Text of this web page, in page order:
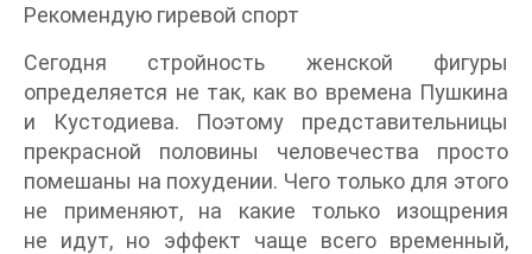
Рекомендую гиревой спорт
Сегодня стройность женской фигуры
определяется не так, как во времена Пушкина
и Кустодиева. Поэтому представительницы
прекрасной половины человечества просто
помешаны на похудении. Чего только для этого
не применяют, на какие только изощрения
не идут, но эффект чаще всего временный,